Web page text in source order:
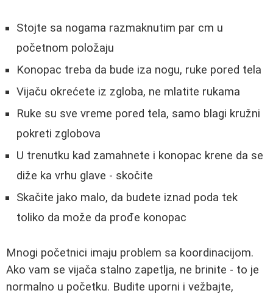
Stojte sa nogama razmaknutim par cm u
početnom položaju
Konopac treba da bude iza nogu, ruke pored tela
Vijaču okrećete iz zgloba, ne mlatite rukama
Ruke su sve vreme pored tela, samo blagi kružni
pokreti zglobova
U trenutku kad zamahnete i konopac krene da se
diže ka vrhu glave - skočite
Skačite jako malo, da budete iznad poda tek
toliko da može da prođe konopac
Mnogi početnici imaju problem sa koordinacijom.
Ako vam se vijača stalno zapetlja, ne brinite - to je
normalno u početku. Budite uporni i vežbajte,